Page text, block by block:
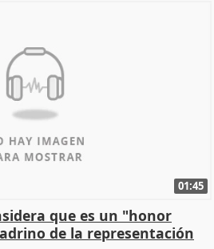
01:45
que es un "honor
de la representación